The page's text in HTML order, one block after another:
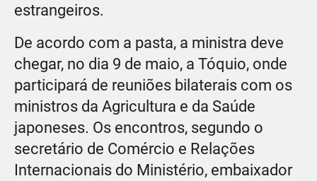
estrangeiros.
De acordo com a pasta, a ministra deve
chegar, no dia 9 de maio, a Tóquio, onde
participará de reuniões bilaterais com os
ministros da Agricultura e da Saúde
japoneses. Os encontros, segundo o
secretário de Comércio e Relações
Internacionais do Ministério, embaixador